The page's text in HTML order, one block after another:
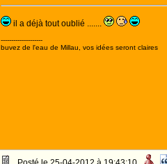
il a déjà tout oublié .......
--------------------
buvez de l'eau de Millau, vos idées seront claires